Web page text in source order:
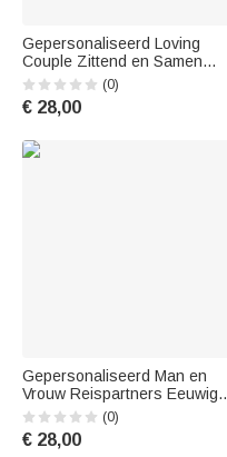
Gepersonaliseerd Loving
Couple Zittend en Samen
Swingend T-shirt Verjaardag
Dagelijks Dragen
(0)
€ 28,00
Gepersonaliseerd Man en
Vrouw Reispartners Eeuwige
Liefde T-shirt Valentijnsdag
(0)
€ 28,00